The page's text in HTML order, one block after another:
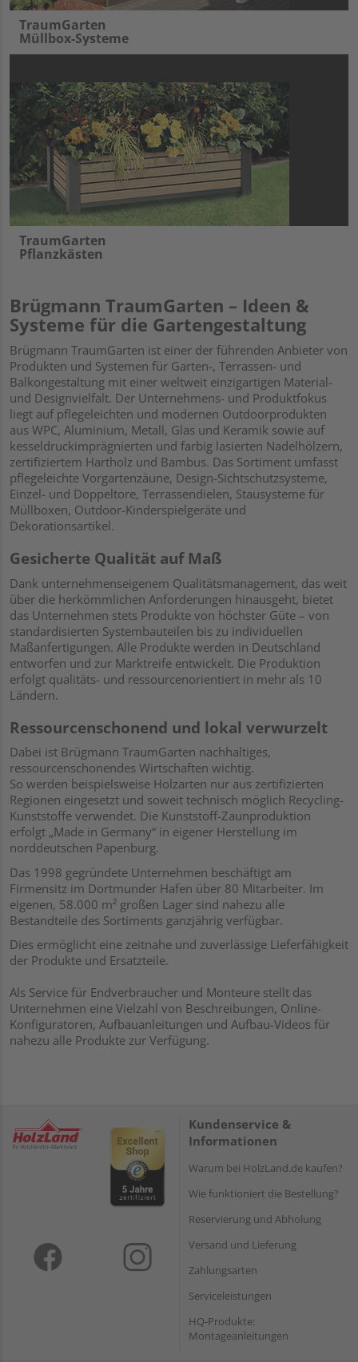
TraumGarten
Müllbox-Systeme
TraumGarten
Pflanzkästen
Brügmann TraumGarten – Ideen &
Systeme für die Gartengestaltung
Brügmann TraumGarten ist einer der führenden Anbieter von
Produkten und Systemen für Garten-, Terrassen- und
Balkongestaltung mit einer weltweit einzigartigen Material-
und Designvielfalt. Der Unternehmens- und Produktfokus
liegt auf pflegeleichten und modernen Outdoorprodukten
aus WPC, Aluminium, Metall, Glas und Keramik sowie auf
kesseldruckimprägnierten und farbig lasierten Nadelhölzern,
zertifiziertem Hartholz und Bambus. Das Sortiment umfasst
pflegeleichte Vorgartenzäune, Design-Sichtschutzsysteme,
Einzel- und Doppeltore, Terrassendielen, Stausysteme für
Müllboxen, Outdoor-Kinderspielgeräte und
Dekorationsartikel.
Gesicherte Qualität auf Maß
Dank unternehmenseigenem Qualitätsmanagement, das weit
über die herkömmlichen Anforderungen hinausgeht, bietet
das Unternehmen stets Produkte von höchster Güte – von
standardisierten Systembauteilen bis zu individuellen
Maßanfertigungen. Alle Produkte werden in Deutschland
entworfen und zur Marktreife entwickelt. Die Produktion
erfolgt qualitäts- und ressourcenorientiert in mehr als 10
Ländern.
Ressourcenschonend und lokal verwurzelt
Dabei ist Brügmann TraumGarten nachhaltiges,
ressourcenschonendes Wirtschaften wichtig.
So werden beispielsweise Holzarten nur aus zertifizierten
Regionen eingesetzt und soweit technisch möglich Recycling-
Kunststoffe verwendet. Die Kunststoff-Zaunproduktion
erfolgt „Made in Germany“ in eigener Herstellung im
norddeutschen Papenburg.
Das 1998 gegründete Unternehmen beschäftigt am
Firmensitz im Dortmunder Hafen über 80 Mitarbeiter. Im
eigenen, 58.000 m² großen Lager sind nahezu alle
Bestandteile des Sortiments ganzjährig verfügbar.
Dies ermöglicht eine zeitnahe und zuverlässige Lieferfähigkeit
der Produkte und Ersatzteile.
Als Service für Endverbraucher und Monteure stellt das
Unternehmen eine Vielzahl von Beschreibungen, Online-
Konfiguratoren, Aufbauanleitungen und Aufbau-Videos für
nahezu alle Produkte zur Verfügung.
Kundenservice &
Informationen
Warum bei HolzLand.de kaufen?
Wie funktioniert die Bestellung?
Reservierung und Abholung
Versand und Lieferung
Zahlungsarten
Serviceleistungen
HQ-Produkte:
Montageanleitungen